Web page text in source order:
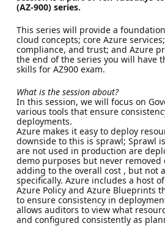
(AZ-900) series.
This series will provide a
cloud concepts; core Azure
compliance, and trust; and Azure
the end of the series you will have
skills for AZ900 exam.
What is the session about?
In this session, we will focus on
various tools that ensure
deployments.
Azure makes it easy to deploy
downside to this is sprawl; Sprawl
are not used in production are
demo purposes but never
adding to the overall cost , but not
specifically. Azure includes a host
Azure Policy and Azure Blueprints
to ensure consistency in
allows auditors to view what
and configured consistently as